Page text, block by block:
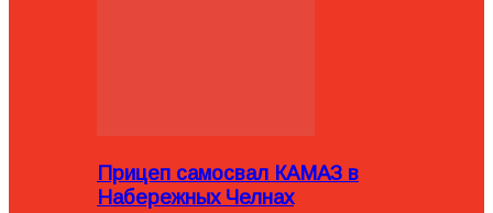
Прицеп самосвал КАМАЗ в
Набережных Челнах